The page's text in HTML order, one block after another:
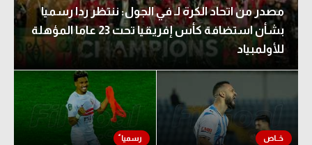
مصدر من اتحاد الكرة لـ في الجول: ننتظر ردا رسميا
بشأن استضافة كأس إفريقيا تحت 23 عاما المؤهلة
للأولمبياد